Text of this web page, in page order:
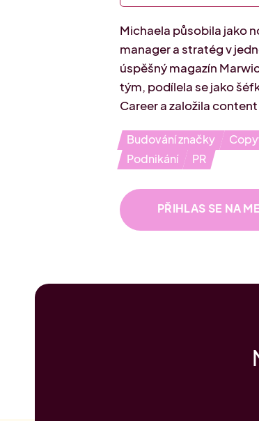
Michaela působila jako
manager a stratég v
úspěšný magazín
tým, podílela se jako
Career a založila
Budování značky
Podnikání
PR
PŘIHLAS SE NA